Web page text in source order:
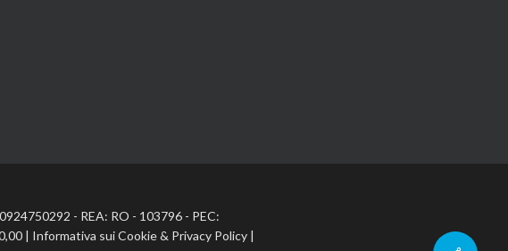
- REA: RO - 103796 - PEC:
| Informativa sui Cookie& Privacy Policy|